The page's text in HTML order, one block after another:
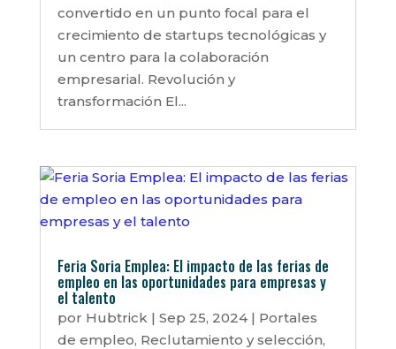
convertido en un punto focal para el
crecimiento de startups tecnológicas y
un centro para la colaboración
empresarial. Revolución y
transformación El...
Feria Soria Emplea: El impacto de las ferias de
empleo en las oportunidades para empresas y
el talento
por Hubtrick | Sep 25, 2024| Portales
de empleo, Reclutamiento y selección,